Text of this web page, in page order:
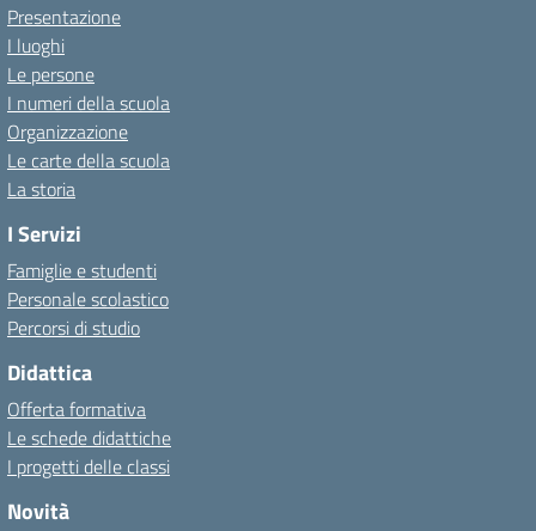
Presentazione
I luoghi
Le persone
I numeri della scuola
Organizzazione
Le carte della scuola
La storia
I Servizi
Famiglie e studenti
Personale scolastico
Percorsi di studio
Didattica
Offerta formativa
Le schede didattiche
I progetti delle classi
Novità